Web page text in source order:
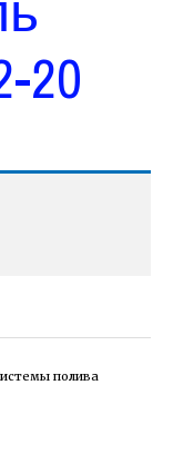
20
полива